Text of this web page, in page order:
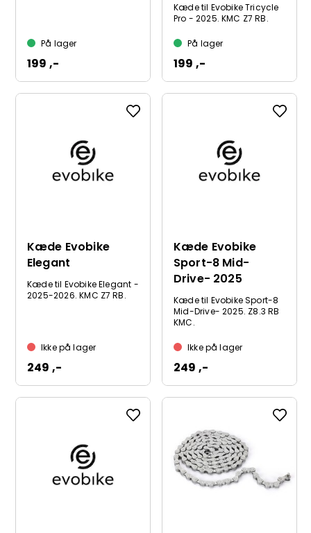
På lager
199 ,-
Kæde til Evobike Tricycle
Pro - 2025. KMC Z7 RB.
På lager
199 ,-
Kæde Evobike
Elegant
Kæde til Evobike Elegant -
2025-2026. KMC Z7 RB.
Ikke på lager
249 ,-
Kæde Evobike
Sport-8 Mid-
Drive- 2025
Kæde til Evobike Sport-8
Mid-Drive- 2025. Z8.3 RB
KMC.
Ikke på lager
249 ,-